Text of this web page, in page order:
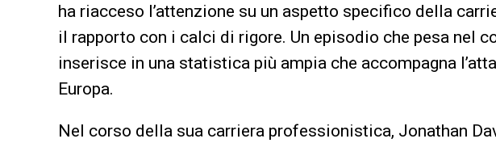
ha riacceso l’attenzione su un aspetto specifico della
il rapporto con i calci di rigore. Un episodio che pesa nel
inserisce in una statistica più ampia che accompagna
Europa.
Nel corso della sua carriera professionistica, Jonathan